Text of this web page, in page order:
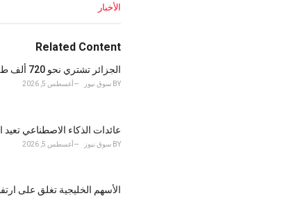
C
e
o
r
:
الأخبار
Related Content
الجزائر تشتري نحو 720 ألف طن من القمح في مناقصة دولية وسط طلب قوي على إمدادات البحر الأسود
BY سوق نيوز أغسطس 5, 2026
عائدات الذكاء الاصطناعي تعيد
BY سوق نيوز أغسطس 5, 2026
الأسهم الخليجية تغلق على